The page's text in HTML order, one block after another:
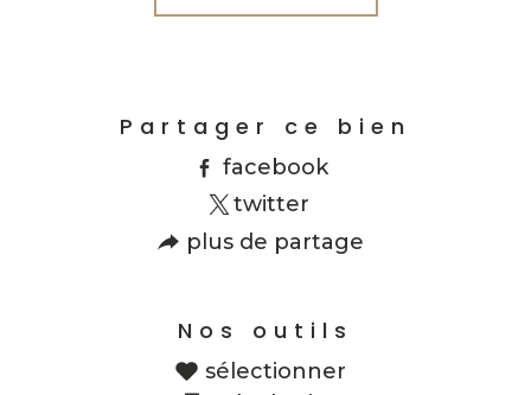
Partager ce bien
facebook
twitter
plus de partage
Nos outils
sélectionner